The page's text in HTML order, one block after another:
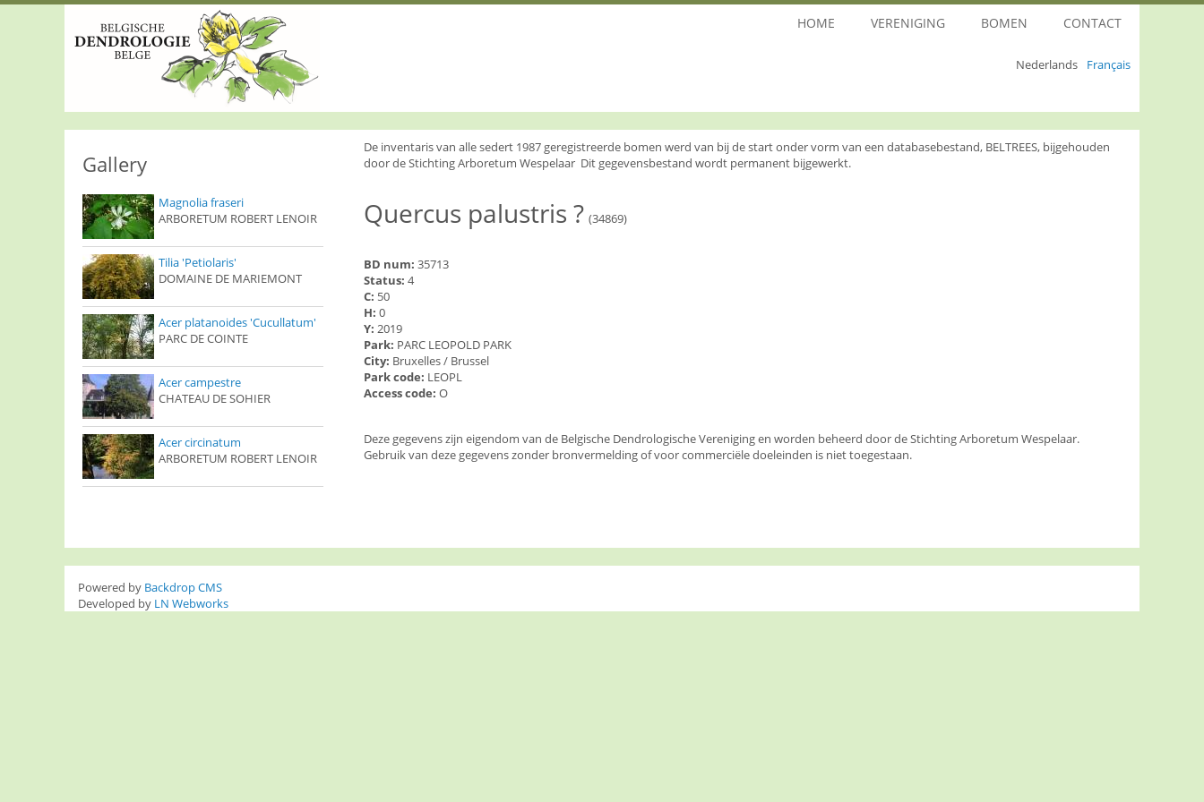
Nederlands Français
HOME VERENIGING BOMEN CONTACT
De inventaris van alle sedert 1987 geregistreerde bomen werd van bij de start onder vorm van een databasebestand, BELTREES, bijgehouden
door de Stichting Arboretum Wespelaar Dit gegevensbestand wordt permanent bijgewerkt.
Quercus palustris ? (34869)
BD num: 35713
Status: 4
C: 50
H: 0
Y: 2019
Park: PARC LEOPOLD PARK
City: Bruxelles / Brussel
Park code: LEOPL
Access code: O
Deze gegevens zijn eigendom van de Belgische Dendrologische Vereniging en worden beheerd door de Stichting Arboretum Wespelaar.
Gebruik van deze gegevens zonder bronvermelding of voor commerciële doeleinden is niet toegestaan.
Gallery
Magnolia fraseri
ARBORETUM ROBERT LENOIR
Tilia 'Petiolaris'
DOMAINE DE MARIEMONT
Acer platanoides 'Cucullatum'
PARC DE COINTE
Acer campestre
CHATEAU DE SOHIER
Acer circinatum
ARBORETUM ROBERT LENOIR
Powered by Backdrop CMS
Developed by LN Webworks